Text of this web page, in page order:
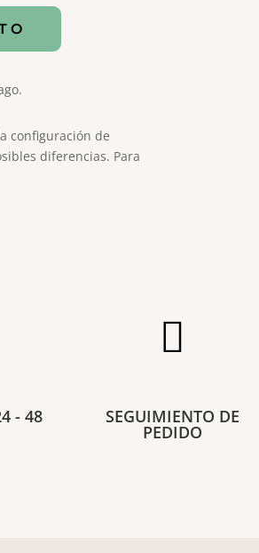
configuración de
diferencias. Para
- 48

SEGUIMIENTO DE
PEDIDO